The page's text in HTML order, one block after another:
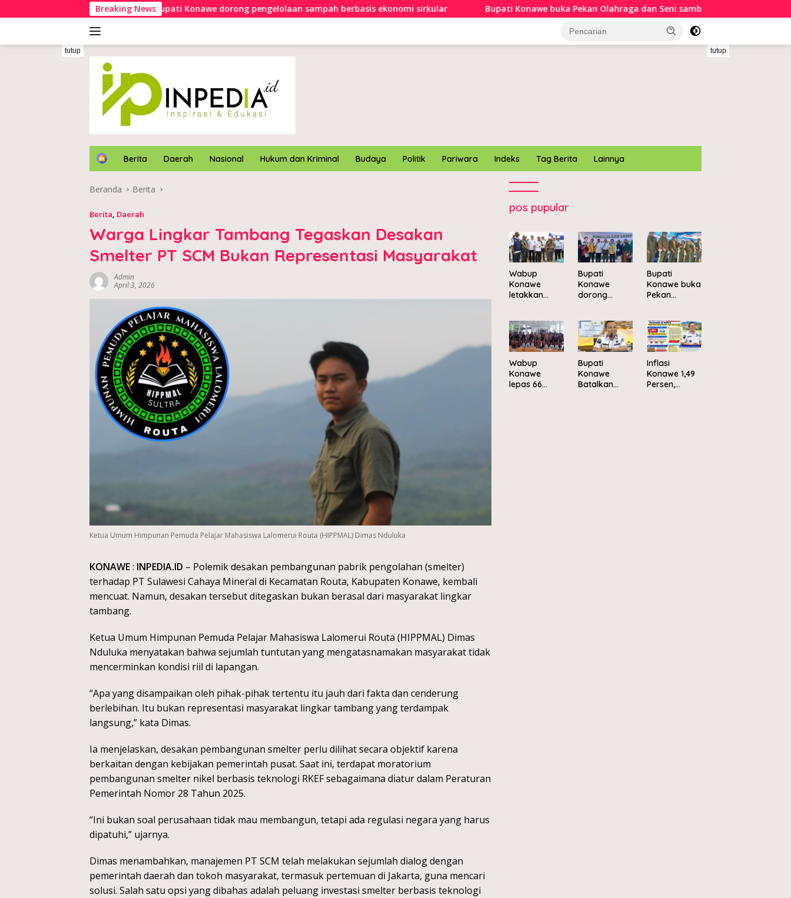
ke
Breaking News
Bupati Konawe dorong pengelolaan sampah berbasis ekonomi sirkular Bupati Konawe buka Pekan Olahraga dan Seni sambut HUT ke-81 RI
tutup tutup
H
e
Berita Daerah Nasional Hukum dan Kriminal Budaya Politik Pariwara Indeks Tag Berita Lainnya
Beranda Berita
Berita, Daerah
Warga Lingkar Tambang Tegaskan Desakan
Smelter PT SCM Bukan Representasi Masyarakat
Admin
April 3, 2026
Ketua Umum Himpunan Pemuda Pelajar Mahasiswa Lalomerui Routa (HIPPMAL) Dimas Nduluka
KONAWE: INPEDIA.ID – Polemik desakan pembangunan pabrik pengolahan (smelter)
terhadap PT Sulawesi Cahaya Mineral di Kecamatan Routa, Kabupaten Konawe, kembali
mencuat. Namun, desakan tersebut ditegaskan bukan berasal dari masyarakat lingkar
tambang.
Ketua Umum Himpunan Pemuda Pelajar Mahasiswa Lalomerui Routa (HIPPMAL) Dimas
Nduluka menyatakan bahwa sejumlah tuntutan yang mengatasnamakan masyarakat tidak
mencerminkan kondisi riil di lapangan.
“Apa yang disampaikan oleh pihak-pihak tertentu itu jauh dari fakta dan cenderung
berlebihan. Itu bukan representasi masyarakat lingkar tambang yang terdampak
langsung,” kata Dimas.
Ia menjelaskan, desakan pembangunan smelter perlu dilihat secara objektif karena
berkaitan dengan kebijakan pemerintah pusat. Saat ini, terdapat moratorium
pembangunan smelter nikel berbasis teknologi RKEF sebagaimana diatur dalam Peraturan
Pemerintah Nomor 28 Tahun 2025.
“Ini bukan soal perusahaan tidak mau membangun, tetapi ada regulasi negara yang harus
dipatuhi,” ujarnya.
Dimas menambahkan, manajemen PT SCM telah melakukan sejumlah dialog dengan
pemerintah daerah dan tokoh masyarakat, termasuk pertemuan di Jakarta, guna mencari
solusi. Salah satu opsi yang dibahas adalah peluang investasi smelter berbasis teknologi
pos pupular
Wabup
Konawe
letakkan
Kampung
Nelayan
Merah Putih
di Muara
Sampara
Bupati
Konawe
dorong
berbasis
ekonomi
sirkular
Bupati
Konawe buka
Pekan
sambut HUT
ke-81 RI
Wabup
Konawe
lepas 66
Bupati
Konawe
Batalkan
Inflasi
Konawe 1,49
Persen,